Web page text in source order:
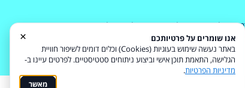
גן | גבעתיים | קרית אונו | יהוד | גבעת
| כפר שמריהו | כפר סבא |
×
אנו שומרים על פרטיותכם
באתר נעשה שימוש בעוגיות (Cookies) וכלים דומים לשיפור חוויית
הגלישה, התאמת תוכן אישי וביצוע ניתוחים סטטיסטיים. לפרטים עיינו ב-
מדיניות הפרטיות.
מאשר